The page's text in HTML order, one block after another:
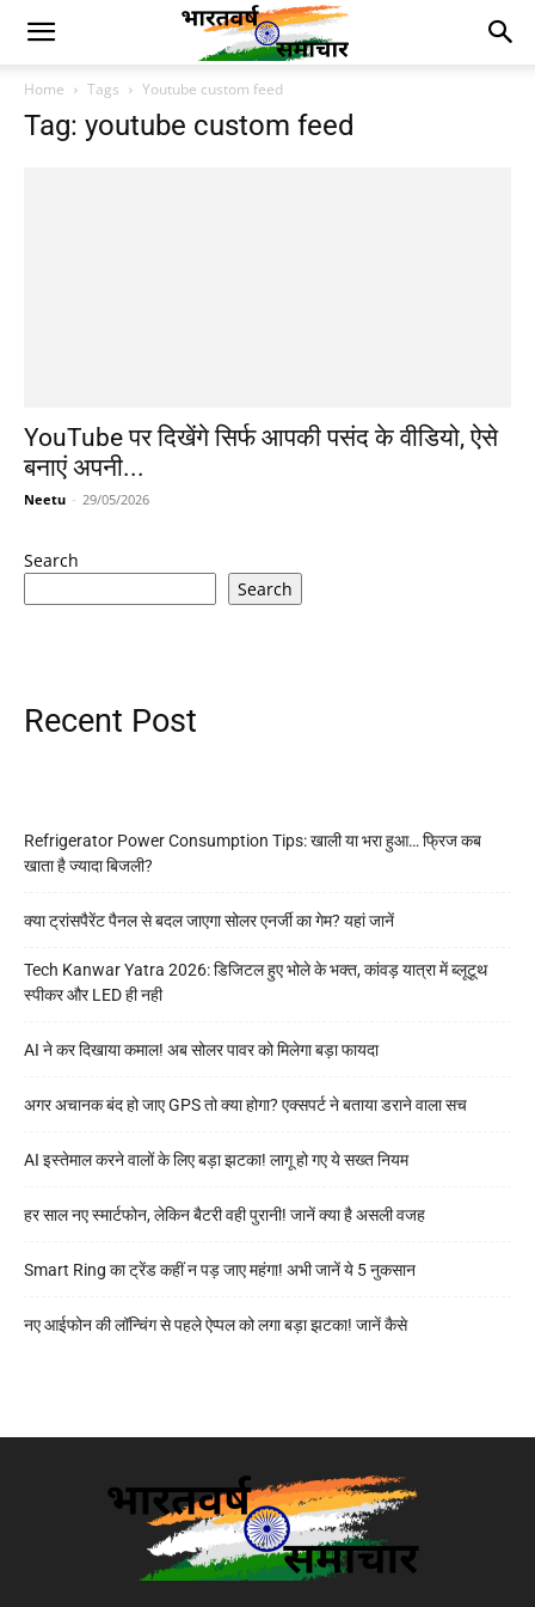
Home Tags Youtube custom feed
Tag: youtube custom feed
YouTube पर दिखेंगे सिर्फ आपकी पसंद के वीडियो, ऐसे
बनाएं अपनी...
Neetu - 29/05/2026
Search
Search
Recent Post
Refrigerator Power Consumption Tips: खाली या भरा हुआ… फ्रिज कब
खाता है ज्यादा बिजली?
क्या ट्रांसपैरेंट पैनल से बदल जाएगा सोलर एनर्जी का गेम? यहां जानें
Tech Kanwar Yatra 2026: डिजिटल हुए भोले के भक्त, कांवड़ यात्रा में ब्लूटूथ
स्पीकर और LED ही नही
AI ने कर दिखाया कमाल! अब सोलर पावर को मिलेगा बड़ा फायदा
अगर अचानक बंद हो जाए GPS तो क्या होगा? एक्सपर्ट ने बताया डराने वाला सच
AI इस्तेमाल करने वालों के लिए बड़ा झटका! लागू हो गए ये सख्त नियम
हर साल नए स्मार्टफोन, लेकिन बैटरी वही पुरानी! जानें क्या है असली वजह
Smart Ring का ट्रेंड कहीं न पड़ जाए महंगा! अभी जानें ये 5 नुकसान
नए आईफोन की लॉन्चिंग से पहले ऐप्पल को लगा बड़ा झटका! जानें कैसे